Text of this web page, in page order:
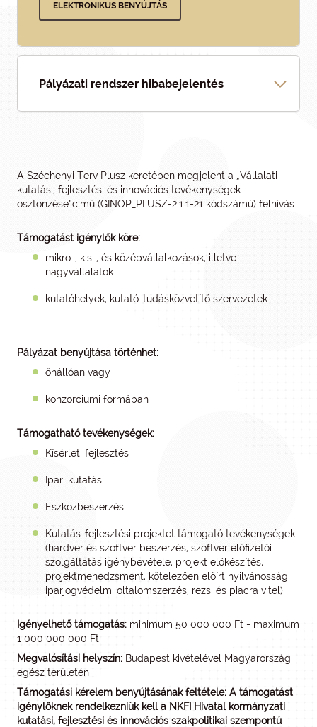
ELEKTRONIKUS BENYÚJTÁS
Pályázati rendszer hibabejelentés
A Széchenyi Terv Plusz keretében megjelent a „Vállalati
kutatási, fejlesztési és innovációs tevékenységek
ösztönzése”című (GINOP_PLUSZ-2.1.1-21 kódszámú) felhívás.
Támogatást igénylők köre:
mikro-, kis-, és középvállalkozások, illetve
nagyvállalatok
kutatóhelyek, kutató-tudásközvetítő szervezetek
Pályázat benyújtása történhet:
önállóan vagy
konzorciumi formában
Támogatható tevékenységek:
Kísérleti fejlesztés
Ipari kutatás
Eszközbeszerzés
Kutatás-fejlesztési projektet támogató tevékenységek
(hardver és szoftver beszerzés, szoftver előfizetői
szolgáltatás igénybevétele, projekt előkészítés,
projektmenedzsment, kötelezően előírt nyilvánosság,
iparjogvédelmi oltalomszerzés, rezsi és piacra vitel)
Igényelhető támogatás: minimum 50 000 000 Ft - maximum
1 000 000 000 Ft
Megvalósítási helyszín: Budapest kivételével Magyarország
egész területén
Támogatási kérelem benyújtásának feltétele: A támogatást
igénylőknek rendelkezniük kell a NKFI Hivatal kormányzati
kutatási, fejlesztési és innovációs szakpolitikai szempontú